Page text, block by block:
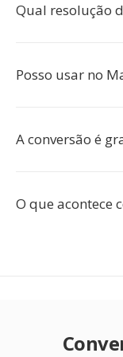
Qual resolução
Posso usar no
A conversão é
O que acontece